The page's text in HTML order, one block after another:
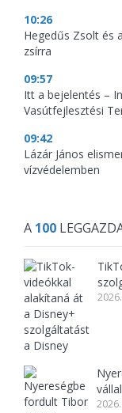
10:26
Hegedűs Zsolt és
zsírra
09:57
Itt a bejelentés –
Vasútfejlesztési
09:42
Lázár János
vízvédelemben
A 100